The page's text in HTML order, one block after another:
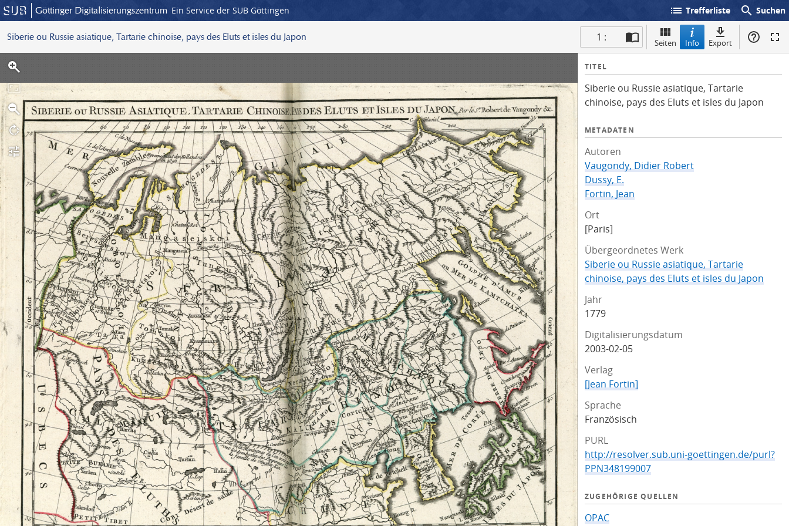
Göttinger Digitalisierungszentrum Ein Service der SUB Göttingen list Trefferliste search Suchen
Siberie ou Russie asiatique, Tartarie chinoise, pays des Eluts et isles du Japon 1 : Seiten Info Export
a
n
I
f
o
TITEL
Siberie ou Russie asiatique, Tartarie
chinoise, pays des Eluts et isles du Japon
METADATEN
Autoren
Vaugondy, Didier Robert
Dussy, E.
Fortin, Jean
Ort
[Paris]
Übergeordnetes Werk
Siberie ou Russie asiatique, Tartarie
chinoise, pays des Eluts et isles du Japon
Jahr
1779
Digitalisierungsdatum
2003-02-05
Verlag
[Jean Fortin]
Sprache
Französisch
PURL
http://resolver.sub.uni-goettingen.de/purl?
PPN348199007
ZUGEHÖRIGE QUELLEN
OPAC